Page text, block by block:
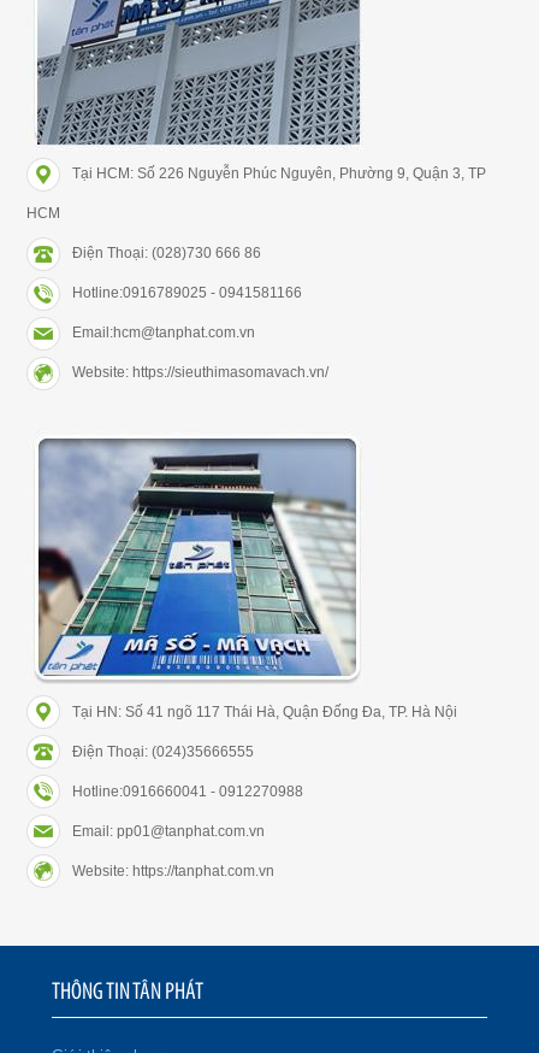
Tại HCM: Số 226 Nguyễn Phúc Nguyên, Phường 9, Quận 3, TP
HCM
Điện Thoại: (028)730 666 86
Hotline:0916789025 - 0941581166
Email:hcm@tanphat.com.vn
Website: https://sieuthimasomavach.vn/
Tại HN: Số 41 ngõ 117 Thái Hà, Quận Đống Đa, TP. Hà Nội
Điện Thoại: (024)35666555
Hotline:0916660041 - 0912270988
Email: pp01@tanphat.com.vn
Website: https://tanphat.com.vn
THÔNG TIN TÂN PHÁT